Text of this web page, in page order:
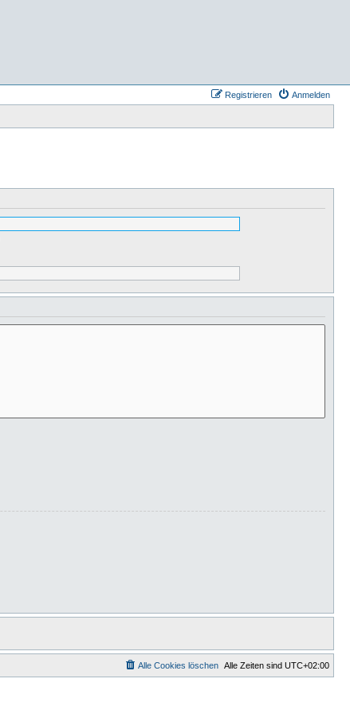
Anmelden
Registrieren
Alle Zeiten sind UTC+02:00
Alle Cookies löschen